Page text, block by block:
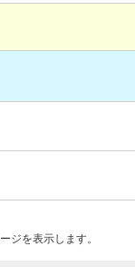
ジを表示します。